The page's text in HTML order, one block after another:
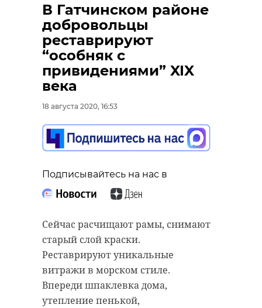
В Гатчинском районе
добровольцы
реставрируют
“особняк с
привидениями” XIX
века
18 августа 2020, 16:53
Подписывайтесь на нас в
Сейчас расчищают рамы, снимают
старый слой краски.
Реставрируют уникальные
витражи в морском стиле.
Впереди шпаклевка дома,
утепление пенькой,